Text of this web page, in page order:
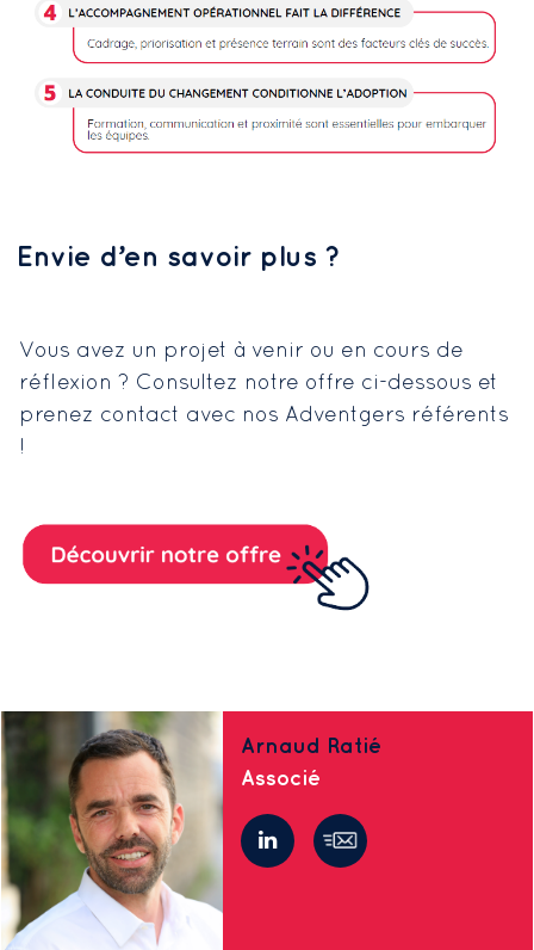
Envie d’en savoir plus ?
Vous avez un projet à venir ou en cours de
réflexion ? Consultez notre offre ci-dessous et
prenez contact avec nos Adventgers référents
!
Arnaud Ratié
Associé